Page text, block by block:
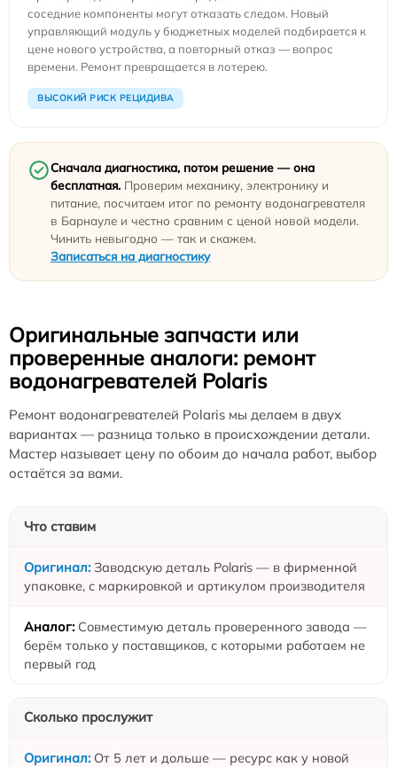
соседние компоненты могут отказать следом. Новый
управляющий модуль у бюджетных моделей подбирается к
цене нового устройства, а повторный отказ — вопрос
времени. Ремонт превращается в лотерею.
ВЫСОКИЙ РИСК РЕЦИДИВА
Сначала диагностика, потом решение — она
бесплатная. Проверим механику, электронику и
питание, посчитаем итог по ремонту водонагревателя
в Барнауле и честно сравним с ценой новой модели.
Чинить невыгодно — так и скажем.
Записаться на диагностику
Оригинальные запчасти или
проверенные аналоги: ремонт
водонагревателей Polaris
Ремонт водонагревателей Polaris мы делаем в двух
вариантах — разница только в происхождении детали.
Мастер называет цену по обоим до начала работ, выбор
остаётся за вами.
Что ставим
Заводскую деталь Polaris — в фирменной
упаковке, с маркировкой и артикулом производителя
Совместимую деталь проверенного завода —
берём только у поставщиков, с которыми работаем не
первый год
Сколько прослужит
От 5 лет и дольше — ресурс как у новой